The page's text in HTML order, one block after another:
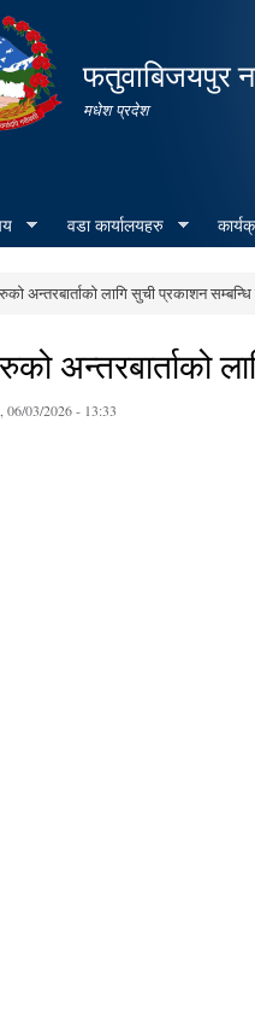
फतुवाबिजयपुर
मधेश प्रदेश
वडा कार्यालयहरु
अन्तरबार्ताको लागि सुची प्रकाशन
अन्तरबार्ताको
06/03/2026 - 13:33